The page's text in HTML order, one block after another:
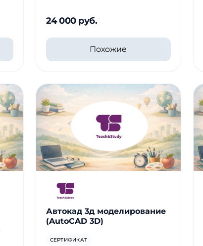
24 000 руб.
Похожие
Автокад 3д моделирование
(AutoCAD 3D)
СЕРТИФИКАТ